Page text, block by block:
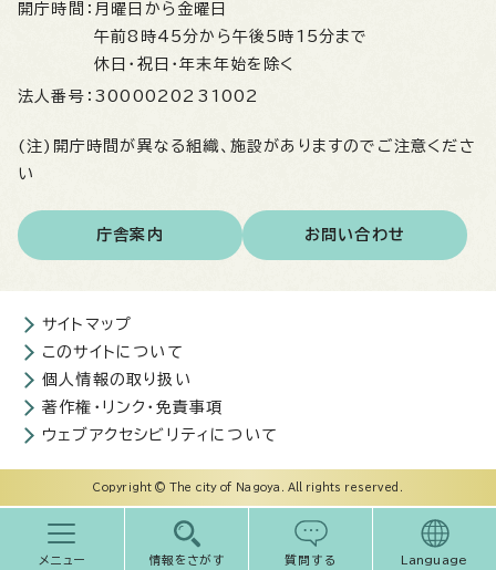
メニュー 情報をさがす 質問する Language
開庁時間： 月曜日から金曜日
午前8時45分から午後5時15分まで
休日・祝日・年末年始を除く
法人番号： 3000020231002
(注)開庁時間が異なる組織、施設がありますのでご注意くださ
い
庁舎案内 お問い合わせ
サイトマップ
このサイトについて
個人情報の取り扱い
著作権・リンク・免責事項
ウェブアクセシビリティについて
Copyright © The city of Nagoya. All rights reserved.